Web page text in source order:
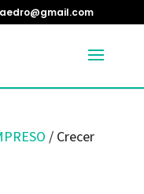
/ Crecer